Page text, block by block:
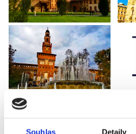
Souhlas Detaily
AC MILÁN -